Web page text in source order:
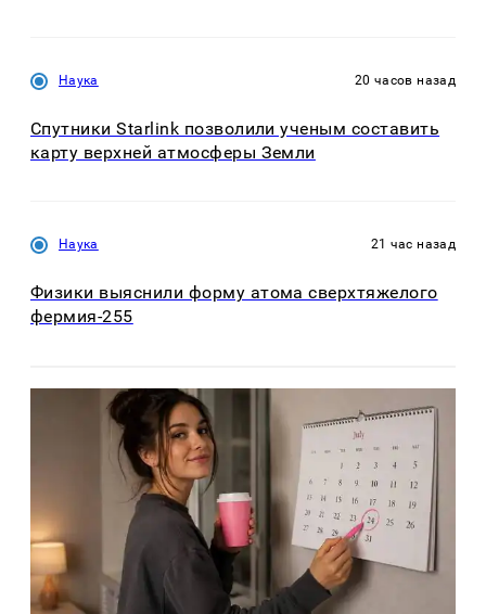
Наука 20 часов назад
Спутники Starlink позволили ученым составить
карту верхней атмосферы Земли
Наука 21 час назад
Физики выяснили форму атома сверхтяжелого
фермия-255